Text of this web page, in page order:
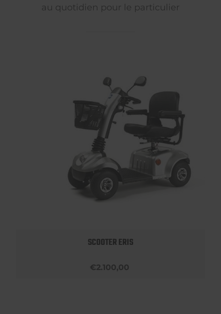
au quotidien pour le particulier
SCOOTER ERIS
€2.100,00